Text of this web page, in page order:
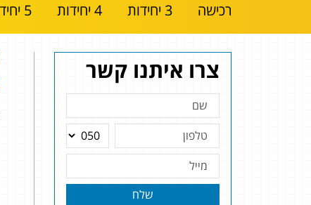
רכישה 3 יחידות 4 יחידות 5 יחידות
צרו איתנו קשר
שלח